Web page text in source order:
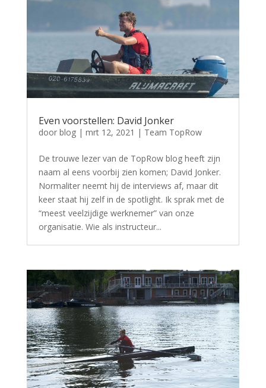
Even voorstellen: David Jonker
door blog| mrt 12, 2021 | Team TopRow
De trouwe lezer van de TopRow blog heeft zijn
naam al eens voorbij zien komen; David Jonker.
Normaliter neemt hij de interviews af, maar dit
keer staat hij zelf in de spotlight. Ik sprak met de
“meest veelzijdige werknemer” van onze
organisatie. Wie als instructeur...